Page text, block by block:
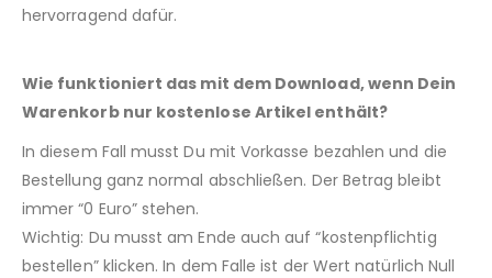
hervorragend dafür.
Wie funktioniert das mit dem Download, wenn Dein
Warenkorb nur kostenlose Artikel enthält?
In diesem Fall musst Du mit Vorkasse bezahlen und die
Bestellung ganz normal abschließen. Der Betrag bleibt
immer “0 Euro” stehen.
Wichtig: Du musst am Ende auch auf “kostenpflichtig
bestellen” klicken. In dem Falle ist der Wert natürlich Null